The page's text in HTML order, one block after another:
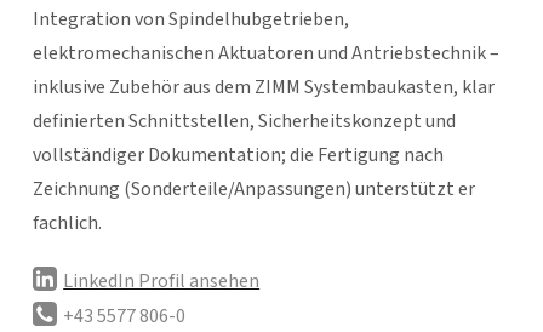
Integration von Spindelhubgetrieben,
elektromechanischen Aktuatoren und Antriebstechnik –
inklusive Zubehör aus dem ZIMM Systembaukasten, klar
definierten Schnittstellen, Sicherheitskonzept und
vollständiger Dokumentation; die Fertigung nach
Zeichnung (Sonderteile/Anpassungen) unterstützt er
fachlich.
LinkedIn Profil ansehen
+43 5577 806-0